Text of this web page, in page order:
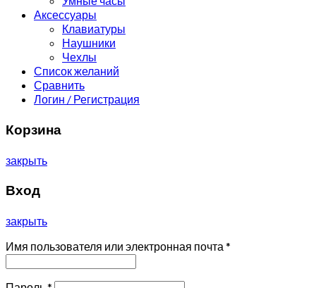
Аксессуары
Клавиатуры
Наушники
Чехлы
Список желаний
Сравнить
Логин / Регистрация
Корзина
закрыть
Вход
закрыть
Имя пользователя или электронная почта *